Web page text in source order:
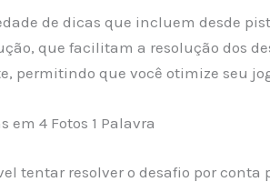
de dicas que incluem desde
que facilitam a resolução dos
permitindo que você otimize seu
4 Fotos 1 Palavra
tentar resolver o desafio por